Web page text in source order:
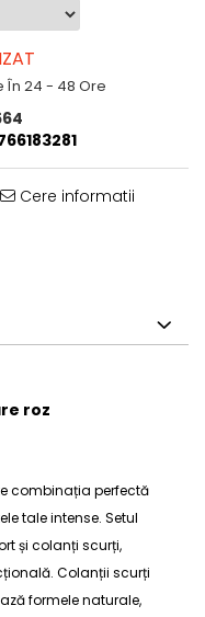
În 24 - 48 Ore
Cere informatii
roz
combinația perfectă
tale intense. Setul
și colanți scurți,
Colanții scurți
formele naturale,